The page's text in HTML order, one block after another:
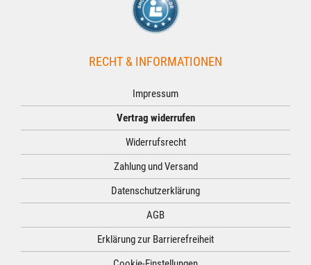
RECHT & INFORMATIONEN
Impressum
Vertrag widerrufen
Widerrufsrecht
Zahlung und Versand
Datenschutzerklärung
AGB
Erklärung zur Barrierefreiheit